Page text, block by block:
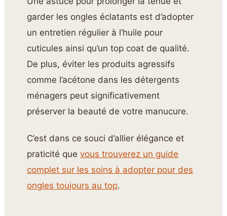
garder les ongles éclatants est d’adopter
un entretien régulier à l’huile pour
cuticules ainsi qu’un top coat de qualité.
De plus, éviter les produits agressifs
comme l’acétone dans les détergents
ménagers peut significativement
préserver la beauté de votre manucure.
C’est dans ce souci d’allier élégance et
praticité quevous trouverez un guide
complet sur les soins à adopter pour des
ongles toujours au top.